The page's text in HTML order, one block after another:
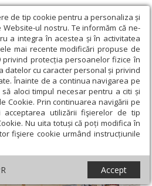
de tip cookie pentru a personaliza și
ul nostru. Te informăm că ne-
a integra în acestea și în activitatea
mai recente modificări propuse de
privind protecția persoanelor fizice în
datelor cu caracter personal și privind
Înainte de a continua navigarea pe
aloci timpul necesar pentru a citi și
Cookie. Prin continuarea navigării pe
acceptarea utilizării fişierelor de tip
Nu uita totuși că poți modifica în
fişiere cookie urmând instrucțiunile
Accept
› Știri › Conferință
Patriarhiei
semestrială la